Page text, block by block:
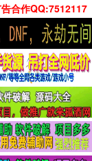
合作QQ:7512117